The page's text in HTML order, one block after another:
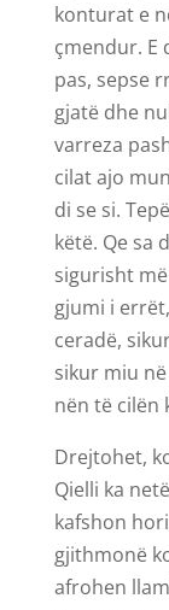
konturat e
çmendur. E
pas, sepse
gjatë dhe
varreza
cilat ajo
di se si.
këtë. Qe sa
sigurisht
gjumi i
ceradë,
sikur miu
nën të cilën
Drejtohet,
Qielli ka
kafshon
gjithmonë
afrohen